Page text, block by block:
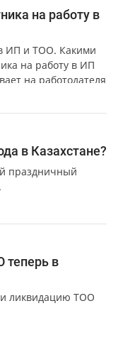
на работу в
ИП и ТОО. Какими
на работу в ИП
на работодателя
в Казахстане?
праздничный
теперь в
ликвидацию ТОО